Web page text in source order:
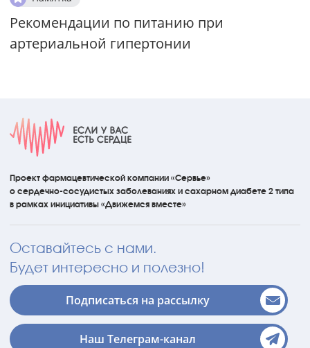
Рекомендации по питанию при
артериальной гипертонии
Проект фармацевтической компании «Сервье»
о сердечно-сосудистых заболеваниях и сахарном диабете 2 типа
в рамках инициативы «Движемся вместе»
Оставайтесь с нами.
Будет интересно и полезно!
Подписаться на рассылку
Наш Телеграм-канал